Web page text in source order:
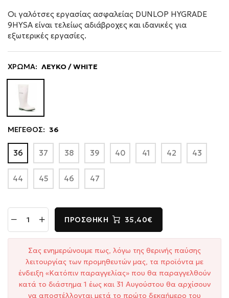
Οι γαλότσες εργασίας ασφαλείας DUNLOP HYGRADE
9HYSA είναι τελείως αδιάβροχες και ιδανικές για
εξωτερικές εργασίες.
ΧΡΩΜΑ: ΛΕΥΚΟ / WHITE
ΜΕΓΕΘΟΣ: 36
36 37 38 39 40 41 42 43
44 45 46 47
ΠΡΟΣΘΉΚΗ 35,40€
Σας ενημερώνουμε πως, λόγω της θερινής παύσης
λειτουργίας των προμηθευτών μας, τα προϊόντα με
ένδειξη «Κατόπιν παραγγελίας» που θα παραγγελθούν
κατά το διάστημα 1 έως και 31 Αυγούστου θα αρχίσουν
να αποστέλλονται μετά το πρώτο δεκαήμερο του